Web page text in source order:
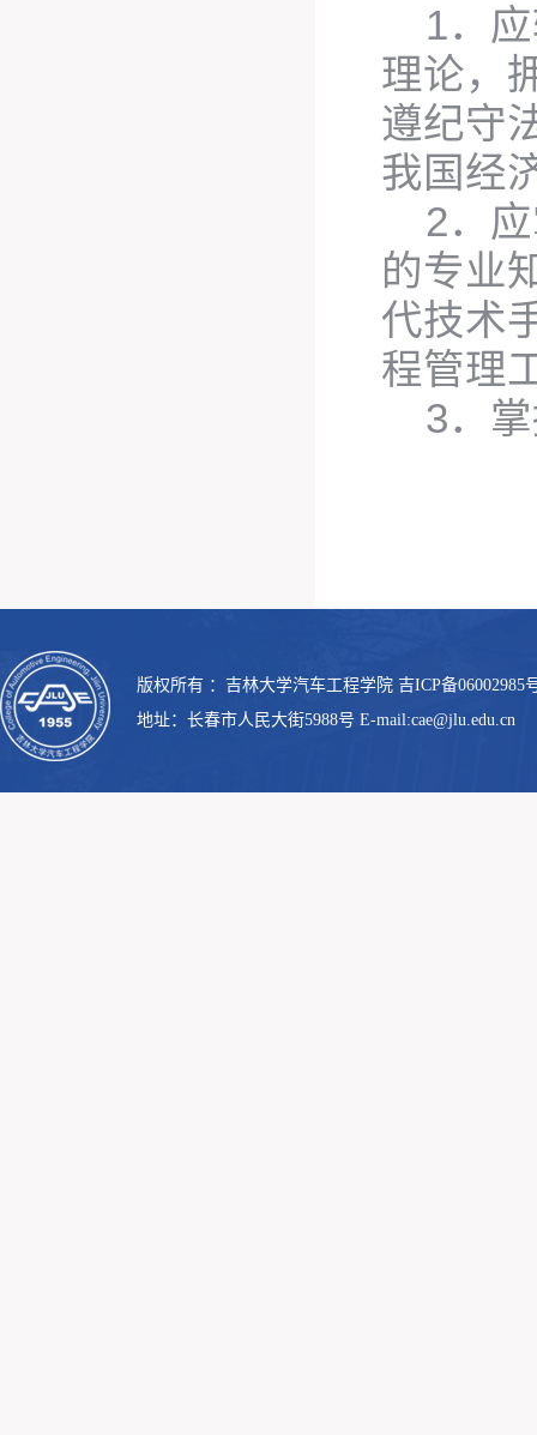
1．
理论，
遵纪守
我国经
2．
的专业
代技术
程管理
3．
版权所有 ：吉林大学汽车工程学院 吉ICP备06002985
地址：长春市人民大街5988号 E-mail:cae@jlu.edu.cn